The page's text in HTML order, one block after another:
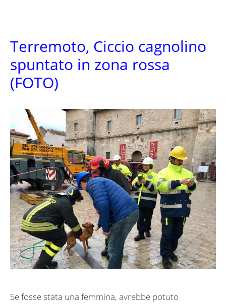
Terremoto, Ciccio cagnolino
spuntato in zona rossa
(FOTO)
Se fosse stata una femmina, avrebbe potuto